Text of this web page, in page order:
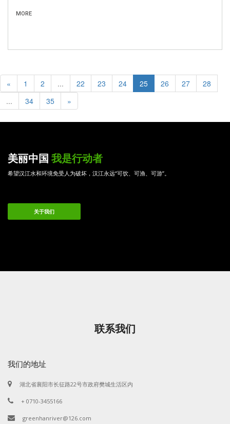
MORE
« 1 2 ... 22 23 24 25 26 27
28
...
34 35 »
美丽中国 我是行动者
希望汉江水和环境免受人为破坏，汉江永远“可饮、可渔、可游”。
关于我们
联系我们
我们的地址
湖北省襄阳市长征路22号市政府樊城生活区内
+ 0710-3455166
greenhanriver@126.com